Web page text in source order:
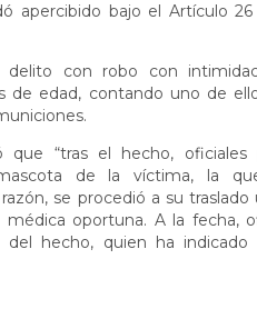
apercibido bajo el Artículo
delito con robo con
de edad, contando uno de
que “tras el hecho, oficiales
de la víctima, la
se procedió a su
oportuna. A la fecha,
hecho, quien ha